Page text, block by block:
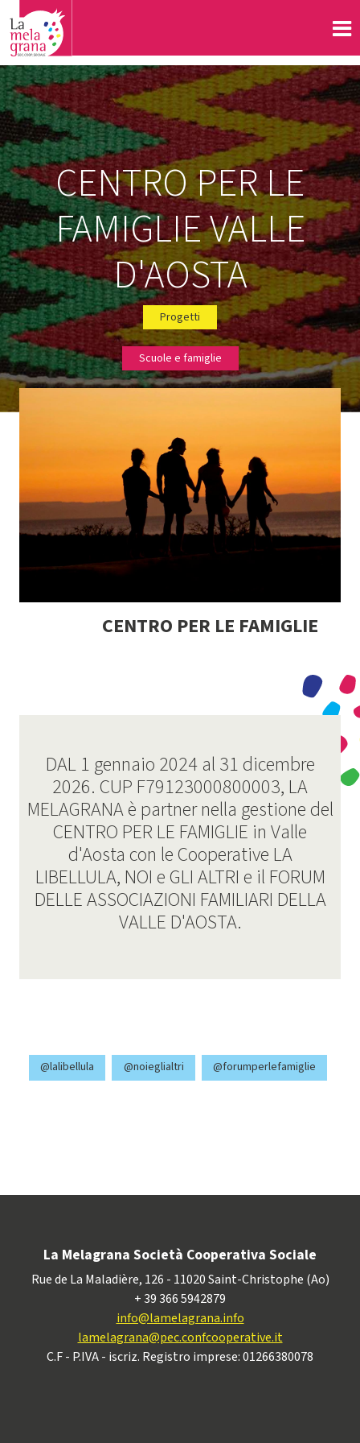
CENTRO PER LE
FAMIGLIE VALLE
D'AOSTA
Progetti
Scuole e famiglie
CENTRO PER LE FAMIGLIE
DAL 1 gennaio 2024 al 31 dicembre
2026. CUP F79123000800003, LA
MELAGRANA è partner nella gestione del
CENTRO PER LE FAMIGLIE in Valle
d'Aosta con le Cooperative LA
LIBELLULA, NOI e GLI ALTRI e il FORUM
DELLE ASSOCIAZIONI FAMILIARI DELLA
VALLE D'AOSTA.
@lalibellula @noieglialtri @forumperlefamiglie
La Melagrana Società Cooperativa Sociale
Rue de La Maladière, 126 - 11020 Saint-Christophe (Ao)
+ 39 366 5942879
info@lamelagrana.info
lamelagrana@pec.confcooperative.it
C.F - P.IVA - iscriz. Registro imprese: 01266380078